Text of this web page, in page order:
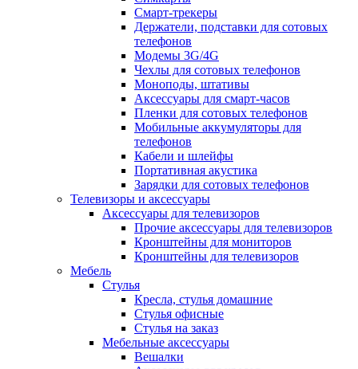
Смарт-трекеры
Держатели, подставки для сотовых
телефонов
Модемы 3G/4G
Чехлы для сотовых телефонов
Моноподы, штативы
Аксессуары для смарт-часов
Пленки для сотовых телефонов
Мобильные аккумуляторы для
телефонов
Кабели и шлейфы
Портативная акустика
Зарядки для сотовых телефонов
Телевизоры и аксессуары
Аксессуары для телевизоров
Прочие аксессуары для телевизоров
Кронштейны для мониторов
Кронштейны для телевизоров
Мебель
Стулья
Кресла, стулья домашние
Стулья офисные
Стулья на заказ
Мебельные аксессуары
Вешалки